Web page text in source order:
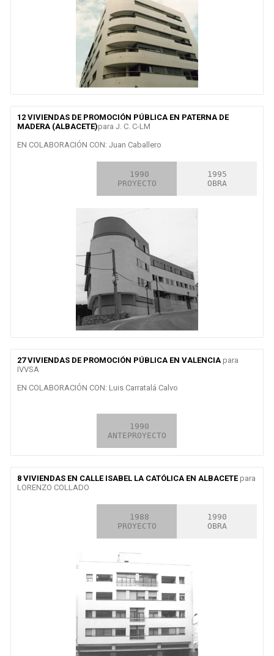
12 VIVIENDAS DE PROMOCIÓN PÚBLICA EN PATERNA DE
MADERA (ALBACETE)para J. C. C-LM
EN COLABORACIÓN CON: Juan Caballero
1990
PROYECTO
1995
OBRA
27 VIVIENDAS DE PROMOCIÓN PÚBLICA EN VALENCIA para
IVVSA
EN COLABORACIÓN CON: Luis Carratalá Calvo
1990
ANTEPROYECTO
8 VIVIENDAS EN CALLE ISABEL LA CATÓLICA EN ALBACETE para
LORENZO COLLADO
1988
PROYECTO
1990
OBRA